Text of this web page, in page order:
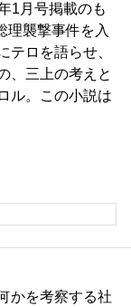
1月号掲載のも
理襲撃事件を入
テロを語らせ、
、三上の考えと
ル。この小説は
かを考察する社